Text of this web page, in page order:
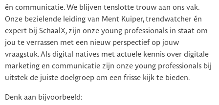
én communicatie. We blijven tenslotte trouw aan ons vak.
Onze bezielende leiding van Ment Kuiper, trendwatcher én
expert bij SchaalX, zijn onze young professionals in staat om
jou te verrassen met een nieuw perspectief op jouw
vraagstuk. Als digital natives met actuele kennis over digitale
marketing en communicatie zijn onze young professionals bij
uitstek de juiste doelgroep om een frisse kijk te bieden.
Denk aan bijvoorbeeld: